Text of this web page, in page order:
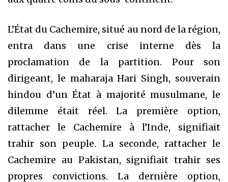
L’État du Cachemire, situé au nord de la région,
entra dans une crise interne dès la
proclamation de la partition. Pour son
dirigeant, le maharaja Hari Singh, souverain
hindou d’un État à majorité musulmane, le
dilemme était réel. La première option,
rattacher le Cachemire à l’Inde, signifiait
trahir son peuple. La seconde, rattacher le
Cachemire au Pakistan, signifiait trahir ses
propres convictions. La dernière option,